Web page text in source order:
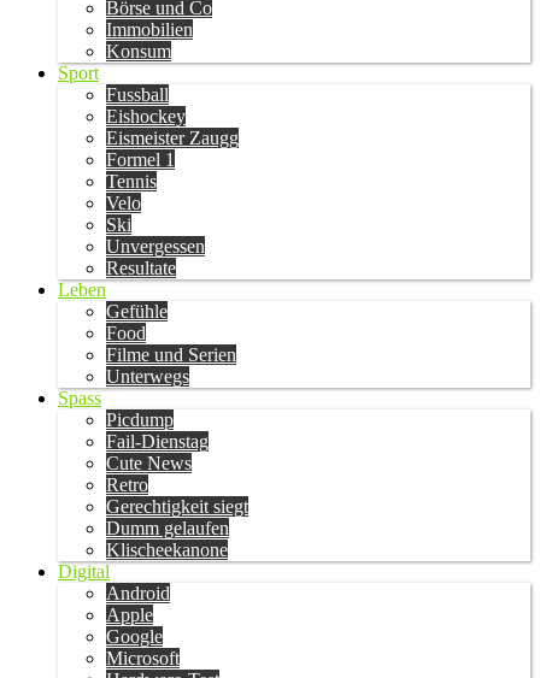
Börse und Co
Immobilien
Konsum
Sport
Fussball
Eishockey
Eismeister Zaugg
Formel 1
Tennis
Velo
Ski
Unvergessen
Resultate
Leben
Gefühle
Food
Filme und Serien
Unterwegs
Spass
Picdump
Fail-Dienstag
Cute News
Retro
Gerechtigkeit siegt
Dumm gelaufen
Klischeekanone
Digital
Android
Apple
Google
Microsoft